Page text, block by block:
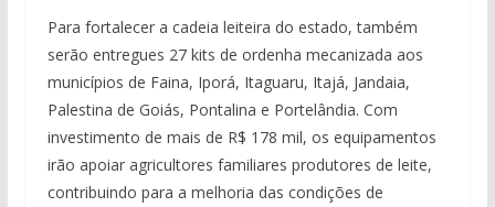
Para fortalecer a cadeia leiteira do estado, também
serão entregues 27 kits de ordenha mecanizada aos
municípios de Faina, Iporá, Itaguaru, Itajá, Jandaia,
Palestina de Goiás, Pontalina e Portelândia. Com
investimento de mais de R$ 178 mil, os equipamentos
irão apoiar agricultores familiares produtores de leite,
contribuindo para a melhoria das condições de